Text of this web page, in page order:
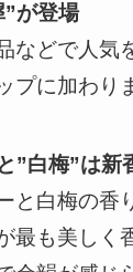
が登場
などで人気
プに加わり
”白梅”は新
と白梅の香
最も美しく